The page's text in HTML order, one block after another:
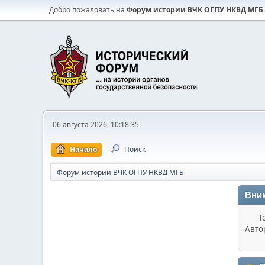
Добро пожаловать на Форум истории ВЧК ОГПУ НКВД МГБ.
06 августа 2026, 10:18:35
Начало Поиск
Форум истории ВЧК ОГПУ НКВД МГБ